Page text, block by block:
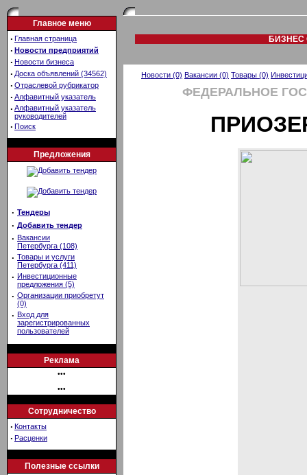
Главное меню
· Главная страница
· Новости предприятий
· Новости бизнеса
· Доска объявлений (34562)
· Отраслевой рубрикатор
· Алфавитный указатель
· Алфавитный указатель
руководителей
· Поиск
Предложения
· Тендеры
· Добавить тендер
· Вакансии
Петербурга (108)
· Товары и услуги
Петербурга (411)
· Инвестиционные
предложения (5)
· Организации приобретут
(0)
· Вход для
зарегистрированных
пользователей
Реклама
•••
•••
Сотрудничество
· Контакты
· Расценки
Полезные ссылки
БИЗНЕС
Новости (0) Вакансии (0) Товары (0)
ФЕДЕРАЛЬНОЕ